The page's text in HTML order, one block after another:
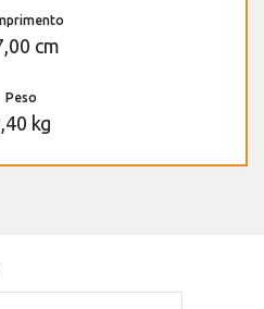
cm
Peso
kg